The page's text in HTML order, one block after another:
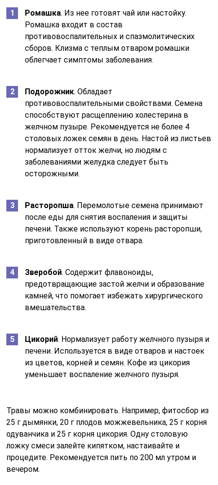
Ромашка. Из нее готовят чай или настойку.
Ромашка входит в состав
противовоспалительных и спазмолитических
сборов. Клизма с теплым отваром ромашки
облегчает симптомы заболевания.
Подорожник. Обладает
противовоспалительными свойствами. Семена
способствуют расщеплению холестерина в
желчном пузыре. Рекомендуется не более 4
столовых ложек семян в день. Настой из листьев
нормализует отток желчи, но людям с
заболеваниями желудка следует быть
осторожными.
Расторопша. Перемолотые семена принимают
после еды для снятия воспаления и защиты
печени. Также используют корень расторопши,
приготовленный в виде отвара.
Зверобой. Содержит флавоноиды,
предотвращающие застой желчи и образование
камней, что помогает избежать хирургического
вмешательства.
Цикорий. Нормализует работу желчного пузыря и
печени. Используется в виде отваров и настоек
из цветов, корней и семян. Кофе из цикория
уменьшает воспаление желчного пузыря.
Травы можно комбинировать. Например, фитосбор из
25 г дымянки, 20 г плодов можжевельника, 25 г корня
одуванчика и 25 г корня цикория. Одну столовую
ложку смеси залейте кипятком, настаивайте и
процедите. Рекомендуется пить по 200 мл утром и
вечером.